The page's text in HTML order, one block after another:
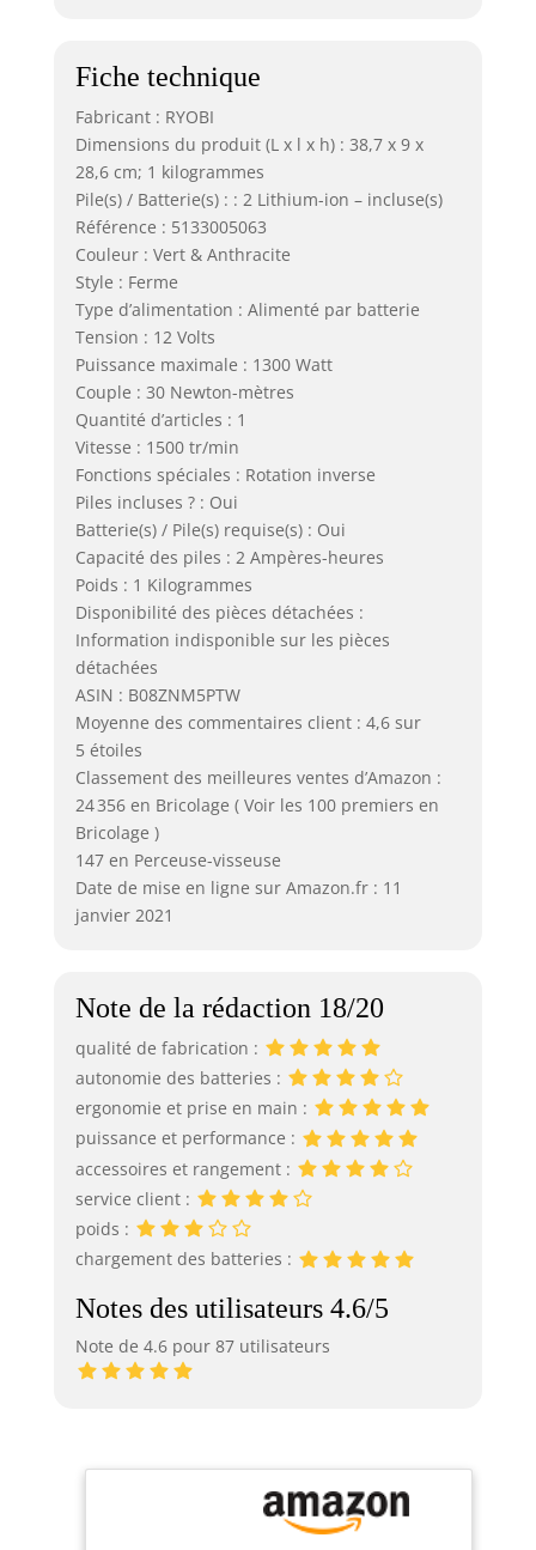
Fiche technique
Fabricant : RYOBI
Dimensions du produit (L x l x h) : 38,7 x 9 x
28,6 cm; 1 kilogrammes
Pile(s) / Batterie(s) : : 2 Lithium-ion – incluse(s)
Référence : 5133005063
Couleur : Vert & Anthracite
Style : Ferme
Type d’alimentation : Alimenté par batterie
Tension : 12 Volts
Puissance maximale : 1300 Watt
Couple : 30 Newton-mètres
Quantité d’articles : 1
Vitesse : 1500 tr/min
Fonctions spéciales : Rotation inverse
Piles incluses ? : Oui
Batterie(s) / Pile(s) requise(s) : Oui
Capacité des piles : 2 Ampères-heures
Poids : 1 Kilogrammes
Disponibilité des pièces détachées :
Information indisponible sur les pièces
détachées
ASIN : B08ZNM5PTW
Moyenne des commentaires client : 4,6 sur
5 étoiles
Classement des meilleures ventes d’Amazon :
24 356 en Bricolage ( Voir les 100 premiers en
Bricolage )
147 en Perceuse-visseuse
Date de mise en ligne sur Amazon.fr : 11
janvier 2021
Note de la rédaction 18/20
qualité de fabrication :
autonomie des batteries :
ergonomie et prise en main :
puissance et performance :
accessoires et rangement :
service client :
poids :
chargement des batteries :
Notes des utilisateurs 4.6/5
Note de 4.6 pour 87 utilisateurs